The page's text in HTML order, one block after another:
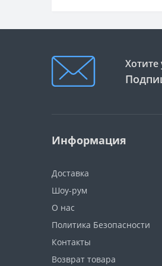
Хотите
Информация
Доставка
Шоу-рум
О нас
Политика Безопасности
Контакты
Возврат товара